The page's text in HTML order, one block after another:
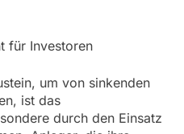
für Investoren
um von sinkenden
ist das
durch den Einsatz